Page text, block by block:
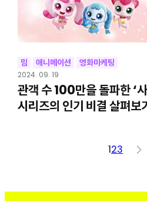
밈 애니메이션 영화마케팅
2024. 09. 19
관객 수 100만을 돌파한 ‘
시리즈의 인기 비결 살펴보
123 >